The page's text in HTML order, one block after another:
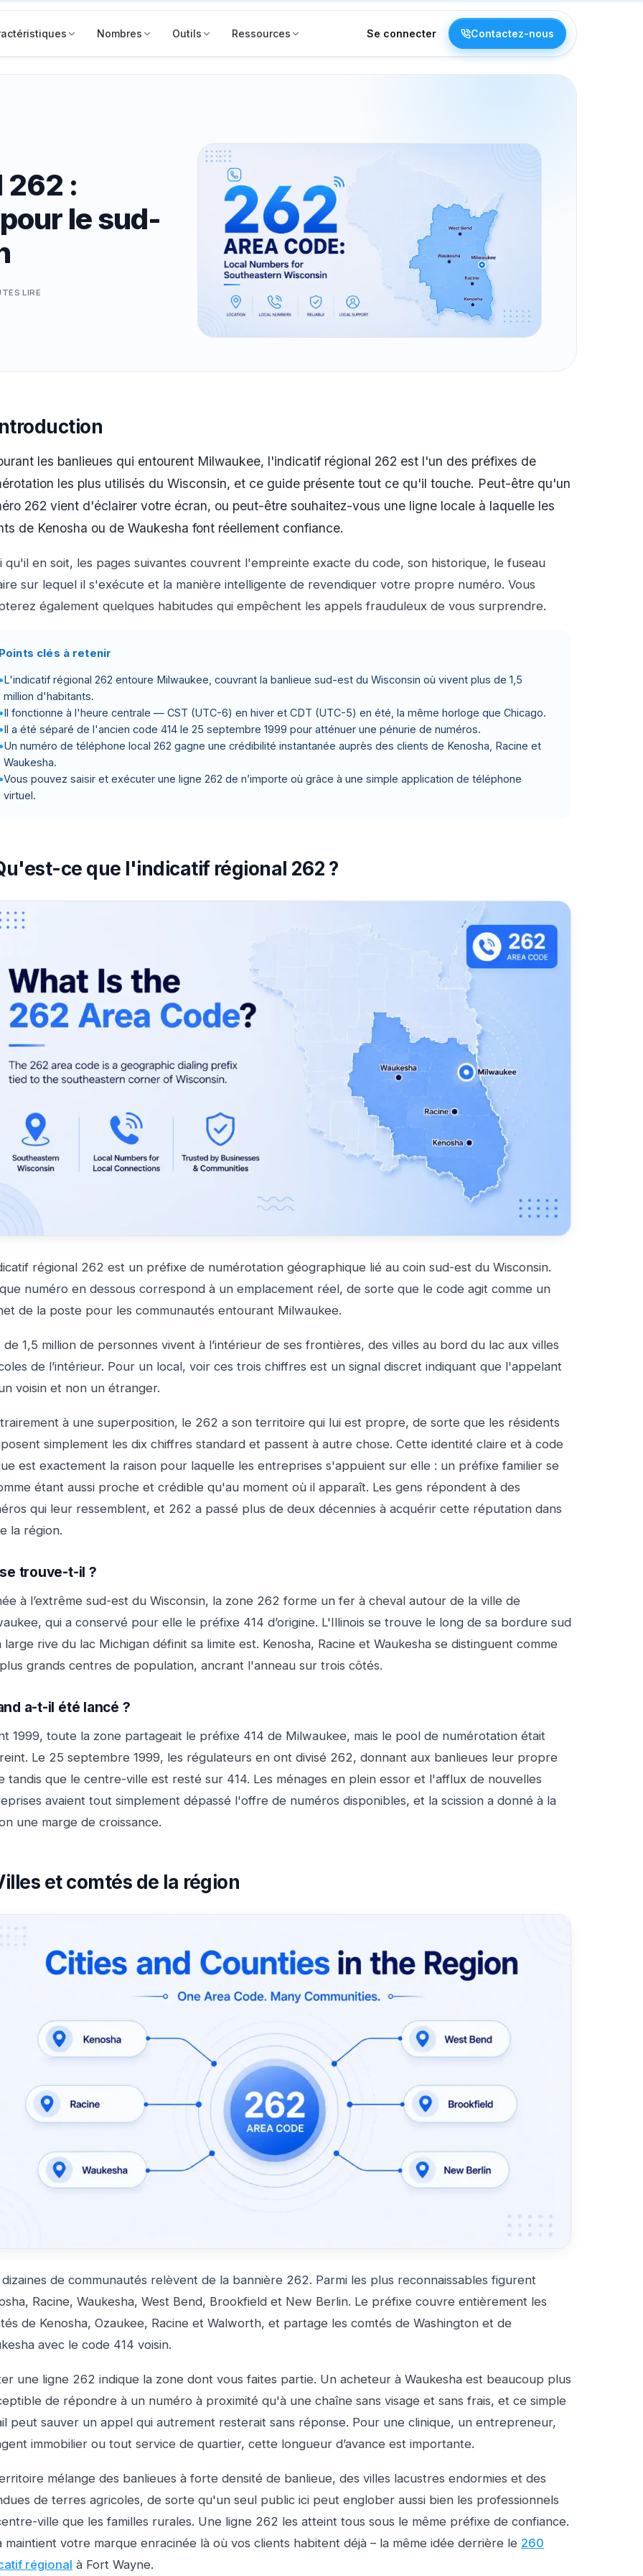
Nombres Outils Ressources Se connecter Contactez-nous
262 :
le sud-
LIRE
les banlieues qui entourent Milwaukee, l'indicatif régional 262 est l'un des préfixes de
les plus utilisés du Wisconsin, et ce guide présente tout ce qu'il touche. Peut-être qu'un
262 vient d'éclairer votre écran, ou peut-être souhaitez-vous une ligne locale à laquelle les
de Kenosha ou de Waukesha font réellement confiance.
qu'il en soit, les pages suivantes couvrent l'empreinte exacte du code, son historique, le fuseau
sur lequel il s'exécute et la manière intelligente de revendiquer votre propre numéro. Vous
également quelques habitudes qui empêchent les appels frauduleux de vous surprendre.
clés à retenir
L'indicatif régional 262 entoure Milwaukee, couvrant la banlieue sud-est du Wisconsin où vivent plus de 1,5
million d'habitants.
Il fonctionne à l'heure centrale — CST (UTC-6) en hiver et CDT (UTC-5) en été, la même horloge que Chicago.
Il a été séparé de l'ancien code 414 le 25 septembre 1999 pour atténuer une pénurie de numéros.
Un numéro de téléphone local 262 gagne une crédibilité instantanée auprès des clients de Kenosha, Racine et
Waukesha.
Vous pouvez saisir et exécuter une ligne 262 de n’importe où grâce à une simple application de téléphone
virtuel.
ce que l'indicatif régional 262 ?
régional 262 est un préfixe de numérotation géographique lié au coin sud-est du Wisconsin.
numéro en dessous correspond à un emplacement réel, de sorte que le code agit comme un
de la poste pour les communautés entourant Milwaukee.
de 1,5 million de personnes vivent à l’intérieur de ses frontières, des villes au bord du lac aux villes
de l’intérieur. Pour un local, voir ces trois chiffres est un signal discret indiquant que l'appelant
voisin et non un étranger.
à une superposition, le 262 a son territoire qui lui est propre, de sorte que les résidents
simplement les dix chiffres standard et passent à autre chose. Cette identité claire et à code
est exactement la raison pour laquelle les entreprises s'appuient sur elle : un préfixe familier se
étant aussi proche et crédible qu'au moment où il apparaît. Les gens répondent à des
qui leur ressemblent, et 262 a passé plus de deux décennies à acquérir cette réputation dans
la région.
trouve-t-il ?
à l’extrême sud-est du Wisconsin, la zone 262 forme un fer à cheval autour de la ville de
qui a conservé pour elle le préfixe 414 d’origine. L'Illinois se trouve le long de sa bordure sud
large rive du lac Michigan définit sa limite est. Kenosha, Racine et Waukesha se distinguent comme
grands centres de population, ancrant l'anneau sur trois côtés.
a-t-il été lancé ?
1999, toute la zone partageait le préfixe 414 de Milwaukee, mais le pool de numérotation était
Le 25 septembre 1999, les régulateurs en ont divisé 262, donnant aux banlieues leur propre
tandis que le centre-ville est resté sur 414. Les ménages en plein essor et l'afflux de nouvelles
avaient tout simplement dépassé l'offre de numéros disponibles, et la scission a donné à la
une marge de croissance.
et comtés de la région
dizaines de communautés relèvent de la bannière 262. Parmi les plus reconnaissables figurent
Racine, Waukesha, West Bend, Brookfield et New Berlin. Le préfixe couvre entièrement les
de Kenosha, Ozaukee, Racine et Walworth, et partage les comtés de Washington et de
avec le code 414 voisin.
une ligne 262 indique la zone dont vous faites partie. Un acheteur à Waukesha est beaucoup plus
de répondre à un numéro à proximité qu'à une chaîne sans visage et sans frais, et ce simple
peut sauver un appel qui autrement resterait sans réponse. Pour une clinique, un entrepreneur,
immobilier ou tout service de quartier, cette longueur d’avance est importante.
mélange des banlieues à forte densité de banlieue, des villes lacustres endormies et des
de terres agricoles, de sorte qu'un seul public ici peut englober aussi bien les professionnels
ville que les familles rurales. Une ligne 262 les atteint tous sous le même préfixe de confiance.
maintient votre marque enracinée là où vos clients habitent déjà – la même idée derrière le 260
régional à Fort Wayne.